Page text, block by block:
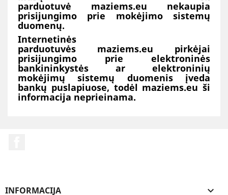
parduotuvė maziems.eu nekaupia
prisijungimo prie mokėjimo sistemų
duomenų.
Internetinės
parduotuvės maziems.eu pirkėjai
prisijungimo prie elektroninės
bankininkystės ar elektroninių
mokėjimų sistemų duomenis įveda
bankų puslapiuose, todėl maziems.eu ši
informacija neprieinama.
INFORMACIJA 